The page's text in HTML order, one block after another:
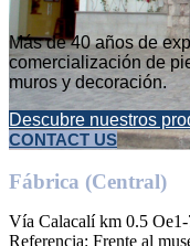
Más de 40 años de
comercialización de
muros y decoración.
Descubre nuestros
CONTACT US
Fábrica (Central)
Vía Calacalí km 0.5
Referencia: Frente al